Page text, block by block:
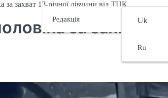
Редакція Uk
Ru
за захват 13-річної дівчини від ТЦК
за захват 13-